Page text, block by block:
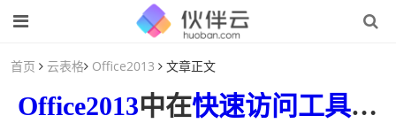
首页 云表格 Office2013 文章正文
Office2013中在快速访问工具栏